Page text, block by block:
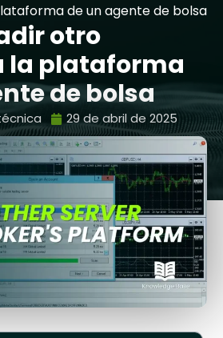
de un agente de bolsa
otro
la plataforma
de bolsa
29 de abril de 2025